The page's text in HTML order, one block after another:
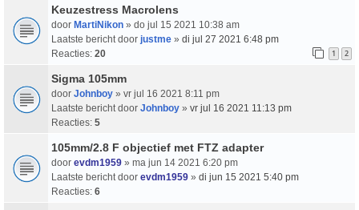
Keuzestress Macrolens
door MartiNikon » do jul 15 2021 10:38 am
Laatste bericht door justme » di jul 27 2021 6:48 pm
Reacties: 20 1 2
Sigma 105mm
door Johnboy » vr jul 16 2021 8:11 pm
Laatste bericht door Johnboy » vr jul 16 2021 11:13 pm
Reacties: 5
105mm/2.8 F objectief met FTZ adapter
door evdm1959 » ma jun 14 2021 6:20 pm
Laatste bericht door evdm1959 » di jun 15 2021 5:40 pm
Reacties: 6